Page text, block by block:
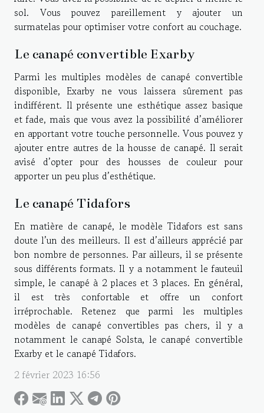
sol. Vous pouvez pareillement y ajouter un
surmatelas pour optimiser votre confort au couchage.
Le canapé convertible Exarby
Parmi les multiples modèles de canapé convertible
disponible, Exarby ne vous laissera sûrement pas
indifférent. Il présente une esthétique assez basique
et fade, mais que vous avez la possibilité d’améliorer
en apportant votre touche personnelle. Vous pouvez y
ajouter entre autres de la housse de canapé. Il serait
avisé d’opter pour des housses de couleur pour
apporter un peu plus d’esthétique.
Le canapé Tidafors
En matière de canapé, le modèle Tidafors est sans
doute l’un des meilleurs. Il est d’ailleurs apprécié par
bon nombre de personnes. Par ailleurs, il se présente
sous différents formats. Il y a notamment le fauteuil
simple, le canapé à 2 places et 3 places. En général,
il est très confortable et offre un confort
irréprochable. Retenez que parmi les multiples
modèles de canapé convertibles pas chers, il y a
notamment le canapé Solsta, le canapé convertible
Exarby et le canapé Tidafors.
2 février 2023 16:56